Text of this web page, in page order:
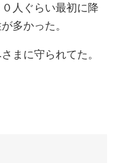
人ぐらい最初に降
多かった。
まに守られてた。